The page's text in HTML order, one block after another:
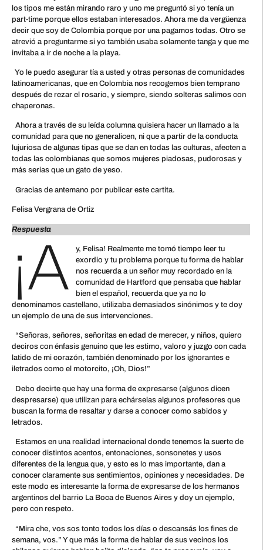
los tipos me están mirando raro y uno me preguntó si yo tenía un
part-time porque ellos estaban interesados. Ahora me da vergüenza
decir que soy de Colombia porque por una pagamos todas. Otro se
atrevió a preguntarme si yo también usaba solamente tanga y que me
invitaba a ir de noche a la playa.
Yo le puedo asegurar tía a usted y otras personas de comunidades
latinoamericanas, que en Colombia nos recogemos bien temprano
después de rezar el rosario, y siempre, siendo solteras salimos con
chaperonas.
Ahora a través de su leída columna quisiera hacer un llamado a la
comunidad para que no generalicen, ni que a partir de la conducta
lujuriosa de algunas tipas que se dan en todas las culturas, afecten a
todas las colombianas que somos mujeres piadosas, pudorosas y
más serias que un gato de yeso.
Gracias de antemano por publicar este cartita.
Felisa Vergrana de Ortiz
Respuesta
¡A
y, Felisa! Realmente me tomó tiempo leer tu
exordio y tu problema porque tu forma de hablar
nos recuerda a un señor muy recordado en la
comunidad de Hartford que pensaba que hablar
bien el español, recuerda que ya no lo
denominamos castellano, utilizaba demasiados sinónimos y te doy
un ejemplo de una de sus intervenciones.
“Señoras, señores, señoritas en edad de merecer, y niños, quiero
deciros con énfasis genuino que les estimo, valoro y juzgo con cada
latido de mi corazón, también denominado por los ignorantes e
iletrados como el motorcito, ¡Oh, Dios!”
Debo decirte que hay una forma de expresarse (algunos dicen
despresarse) que utilizan para echárselas algunos profesores que
buscan la forma de resaltar y darse a conocer como sabidos y
letrados.
Estamos en una realidad internacional donde tenemos la suerte de
conocer distintos acentos, entonaciones, sonsonetes y usos
diferentes de la lengua que, y esto es lo mas importante, dan a
conocer claramente sus sentimientos, opiniones y necesidades. De
este modo es interesante la forma de expresarse de los hermanos
argentinos del barrio La Boca de Buenos Aires y doy un ejemplo,
pero con respeto.
“Mira che, vos sos tonto todos los días o descansás los fines de
semana, vos.” Y que más la forma de hablar de sus vecinos los